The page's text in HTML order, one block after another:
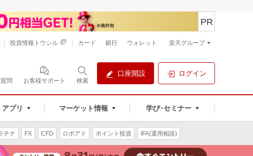
問 お客様サポート 検索
口座開設 ログイン
プリ マーケット情報 学び･セミナー
PR
投資情報トウシル カード 銀行 ウォレット 楽天グループ
チナ FX CFD ロボアド ポイント投資 IFA(運用相談)